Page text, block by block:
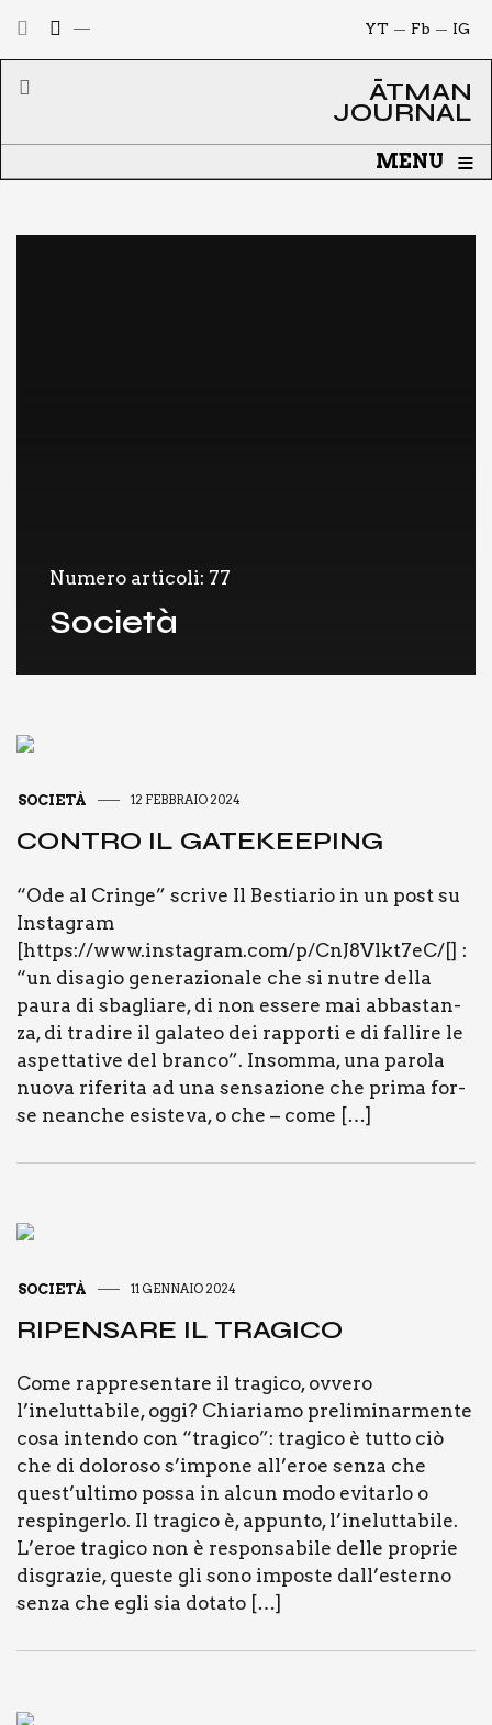
IG
Fb
YT
ĀTMAN
JOURNAL
MENU ≡
Numero articoli: 77
Società
SOCIETÀ 12 FEBBRAIO 2024
CON­TRO IL GATE­KEE­PING
“Ode al Crin­ge” scri­ve Il Bestia­rio in un post su
Insta­gram
[https://www.instagram.com/p/CnJ8Vlkt7eC/[] :
“un disa­gio gene­ra­zio­na­le che si nutre del­la
pau­ra di sba­glia­re, di non esse­re mai abba­stan­
za, di tra­di­re il gala­teo dei rap­por­ti e di fal­li­re le
aspet­ta­ti­ve del bran­co”. Insom­ma, una paro­la
nuo­va rife­ri­ta ad una sen­sa­zio­ne che pri­ma for­
se nean­che esi­ste­va, o che – come […]
SOCIETÀ 11 GENNAIO 2024
RIPEN­SA­RE IL TRA­GI­CO
Come rap­pre­sen­ta­re il tra­gi­co, ovve­ro
l’ineluttabile, oggi? Chia­ria­mo pre­li­mi­nar­men­te
cosa inten­do con “tra­gi­co”: tra­gi­co è tut­to ciò
che di dolo­ro­so s’impone all’eroe sen­za che
quest’ultimo pos­sa in alcun modo evi­tar­lo o
respin­ger­lo. Il tra­gi­co è, appun­to, l’ineluttabile.
L’eroe tra­gi­co non è respon­sa­bi­le del­le pro­prie
disgra­zie, que­ste gli sono impo­ste dall’esterno
sen­za che egli sia dota­to […]